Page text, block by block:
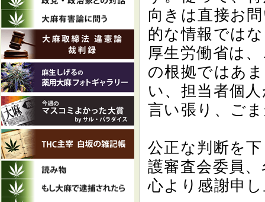
向きは直接お
的な情報では
厚生労働省は
の根拠ではあ
い、担当者個
言い張り、ご
公正な判断を
護審査会委員
心より感謝申